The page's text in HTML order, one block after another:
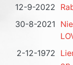
12-9-2022
30-8-2021
2-12-1972